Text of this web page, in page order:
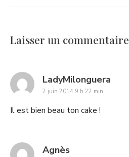
Laisser un commentaire
LadyMilonguera
2 juin 2014 9 h 22 min
Il est bien beau ton cake !
Agnèssays: